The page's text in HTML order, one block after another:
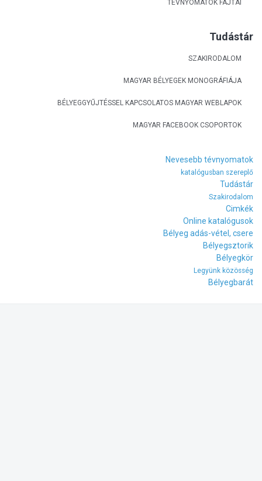
TÉVNYOMATOK FAJTÁI
Tudástár
SZAKIRODALOM
MAGYAR BÉLYEGEK MONOGRÁFIÁJA
BÉLYEGGYŰJTÉSSEL KAPCSOLATOS MAGYAR WEBLAPOK
MAGYAR FACEBOOK CSOPORTOK
Nevesebb tévnyomatok
katalógusban szereplő
Tudástár
Szakirodalom
Cimkék
Online katalógusok
Bélyeg adás-vétel, csere
Bélyegsztorik
Bélyegkör
Legyünk közösség
Bélyegbarát